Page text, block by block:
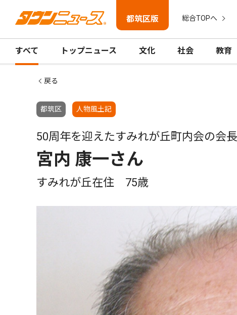
都筑区版 総合TOPへ
すべて トップニュース 文化 社会 教育
戻る
都筑区 人物風土記
50周年を迎えたすみれが丘町内会の会
宮内 康一さん
すみれが丘在住 75歳